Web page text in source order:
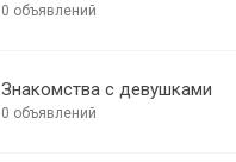
0 объявлений
Знакомства с девушками
0 объявлений